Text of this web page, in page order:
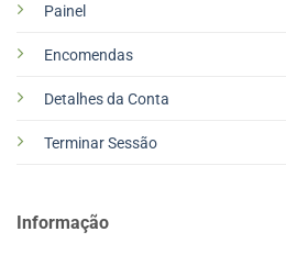
Painel
Encomendas
Detalhes da Conta
Terminar Sessão
Informação